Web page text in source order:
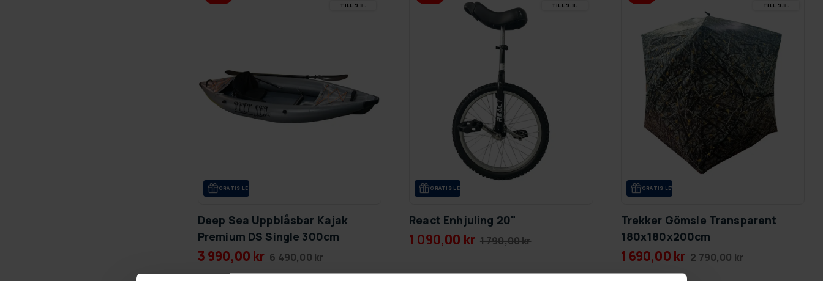
TILL 9.8.
GRA­TIS LE­VE­RANS
Deep Sea Uppblåsbar Kajak
Premium DS Single 300cm
3 990,00 kr 6 490,00 kr
TILL 9.8.
GRA­TIS LE­VE­RANS
React Enhjuling 20"
1 090,00 kr 1 790,00 kr
TILL 9.8.
GRA­TIS LE­VE­RANS
Trekker Gömsle Transparent
180x180x200cm
1 690,00 kr 2 790,00 kr